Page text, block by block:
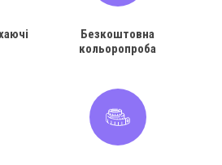
Безкоштовна
кольоропроба